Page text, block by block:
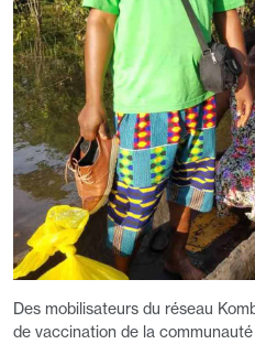
Des mobilisateurs du réseau
de vaccination de la